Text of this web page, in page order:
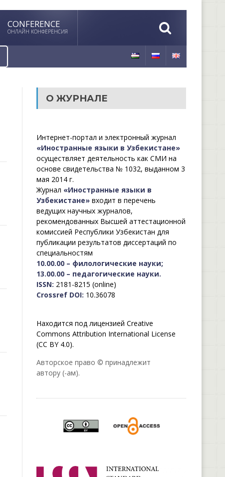
CONFERENCE
ОНЛАЙН КОНФЕРЕНСИЯ
О ЖУРНАЛЕ
Интернет-портал и электронный журнал
«Иностранные языки в Узбекистане»
осуществляет деятельность как СМИ на
основе свидетельства № 1032, выданном 3
мая 2014 г.
Журнал «Иностранные языки в
Узбекистане»входит в перечень
ведущих научных журналов,
рекомендованных Высшей аттестационной
комиссией Республики Узбекистан для
публикации результатов диссертаций по
специальностям
10.00.00 – филологические науки;
13.00.00 – педагогические науки.
ISSN: 2181-8215 (online)
Crossref DOI: 10.36078
Находится под лицензией Creative
Commons Attribution International License
(CC BY 4.0).
Авторское право © принадлежит
автору (-ам).